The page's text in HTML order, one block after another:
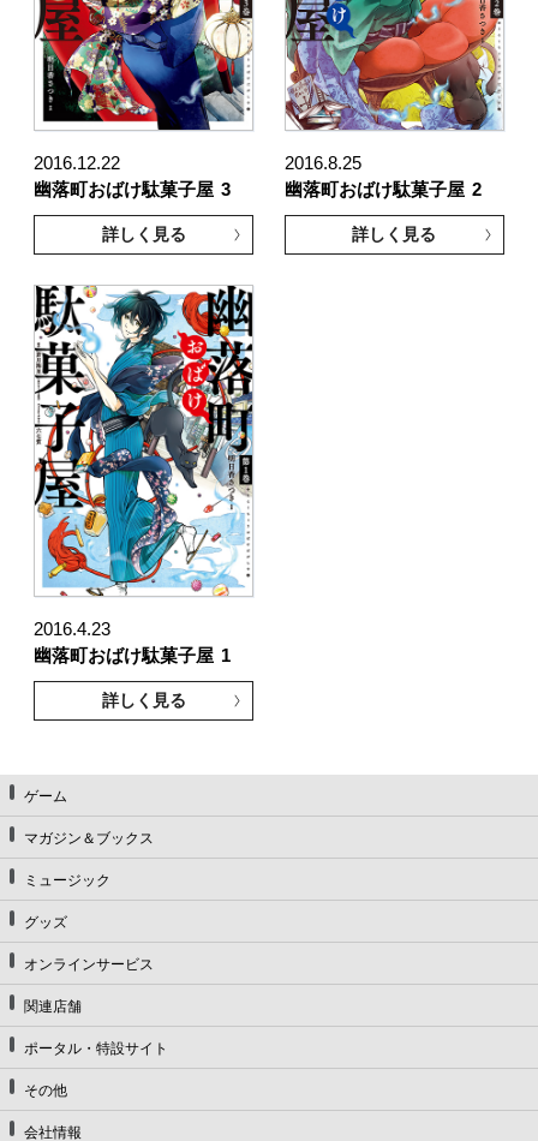
2016.12.22
幽落町おばけ駄菓子屋 3
詳しく見る
2016.8.25
幽落町おばけ駄菓子屋 2
詳しく見る
2016.4.23
幽落町おばけ駄菓子屋 1
詳しく見る
ゲーム
マガジン＆ブックス
ミュージック
グッズ
オンラインサービス
関連店舗
ポータル・特設サイト
その他
会社情報